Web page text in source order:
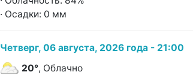
· Осадки: 0 мм
Четверг, 06 августа, 2026 года - 21:00
20°, Облачно